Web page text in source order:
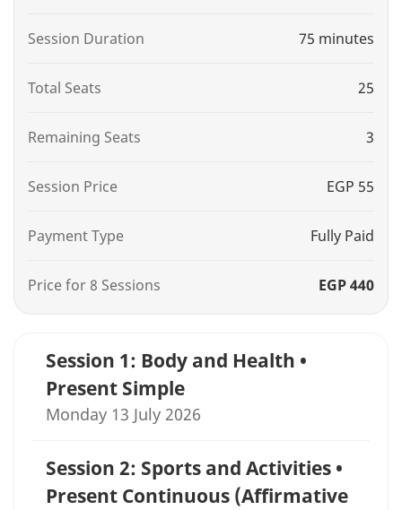
Session 1: Body and Health •
Present Simple
Monday 13 July 2026
Session 2: Sports and Activities •
Present Continuous (Affirmative
Session Duration 75 minutes
Total Seats 25
Remaining Seats 3
Session Price EGP 55
Payment Type Fully Paid
Price for 8 Sessions EGP 440